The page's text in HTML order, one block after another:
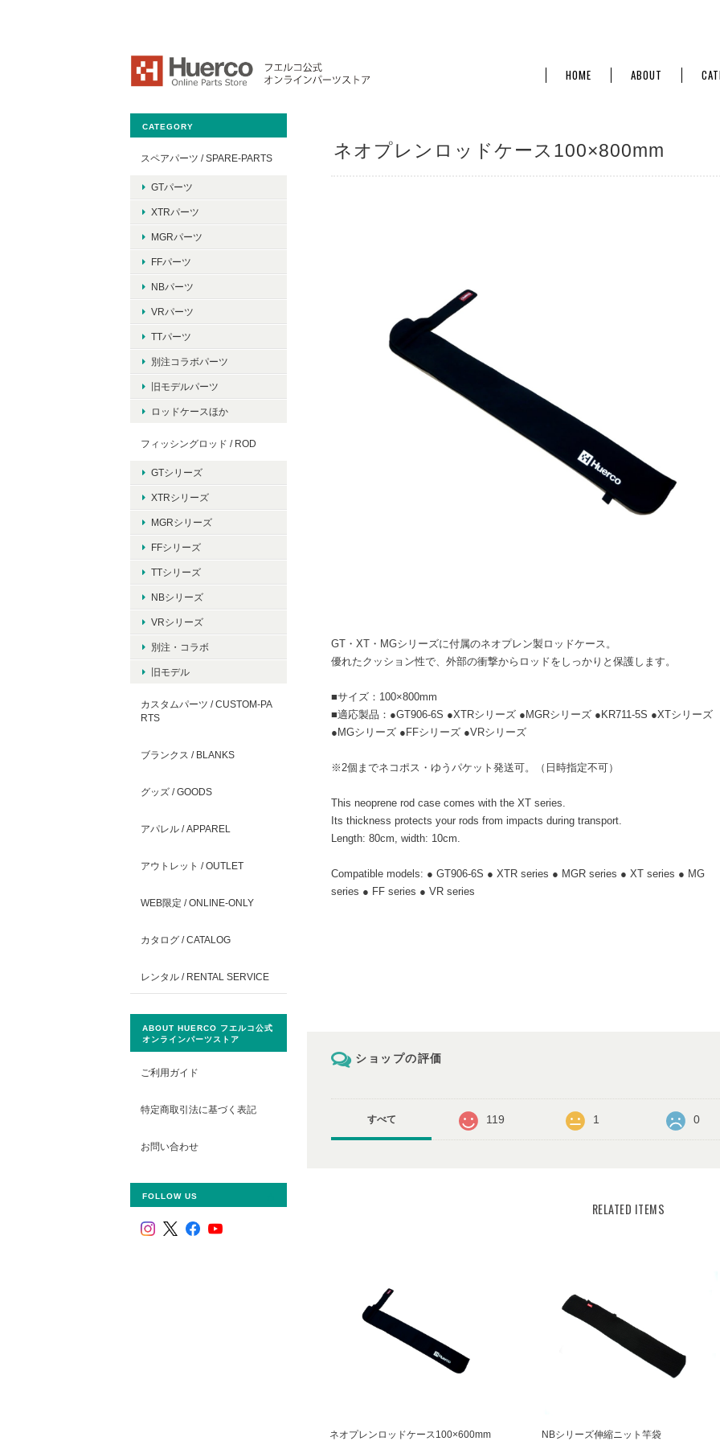
HOME ABOUT
ネオプレンロッドケース100×800mm
GT・XT・MGシリーズに付属のネオプレン製ロッドケース。
優れたクッション性で、外部の衝撃からロッドをしっかりと保護します。
■サイズ：100×800mm
■適応製品：●GT906-6S ●XTRシリーズ ●MGRシリーズ ●KR711-5S ●XTシリーズ
●MGシリーズ ●FFシリーズ ●VRシリーズ
※2個までネコポス・ゆうパケット発送可。（日時指定不可）
This neoprene rod case comes with the XT series.
Its thickness protects your rods from impacts during transport.
Length: 80cm, width: 10cm.
Compatible models: ● GT906-6S ● XTR series ● MGR series ● XT series ● MG
series ● FF series ● VR series
ショップの評価
すべて 119 1 0
RELATED ITEMS
ネオプレンロッドケース100×600mm NBシリーズ伸縮ニット竿袋
CATEGORY
スペアパーツ / SPARE-PARTS
GTパーツ
XTRパーツ
MGRパーツ
FFパーツ
NBパーツ
VRパーツ
TTパーツ
別注コラボパーツ
旧モデルパーツ
ロッドケースほか
フィッシングロッド / ROD
GTシリーズ
XTRシリーズ
MGRシリーズ
FFシリーズ
TTシリーズ
NBシリーズ
VRシリーズ
別注・コラボ
旧モデル
カスタムパーツ / CUSTOM-PA
RTS
ブランクス / BLANKS
グッズ / GOODS
アパレル / APPAREL
アウトレット / OUTLET
WEB限定 / ONLINE-ONLY
カタログ / CATALOG
レンタル / RENTAL SERVICE
ABOUT HUERCO フエルコ公式
オンラインパーツストア
ご利用ガイド
特定商取引法に基づく表記
お問い合わせ
FOLLOW US